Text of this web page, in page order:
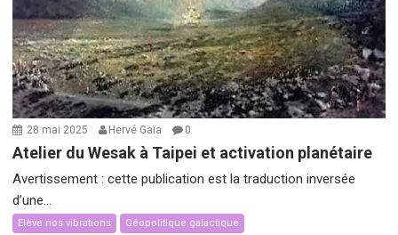
28 mai 2025 Hervé Gaïa 0
Atelier du Wesak à Taipei et activation planétaire
Avertissement : cette publication est la traduction inversée
d’une...
Elève nos vibrations Géopolitique galactique